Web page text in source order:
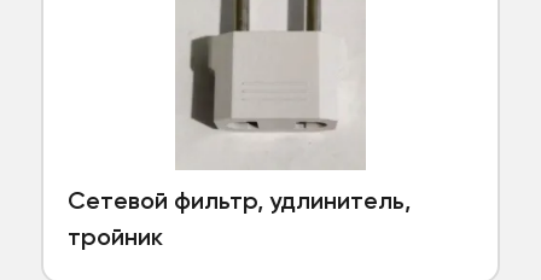
Сетевой фильтр, удлинитель,
тройник